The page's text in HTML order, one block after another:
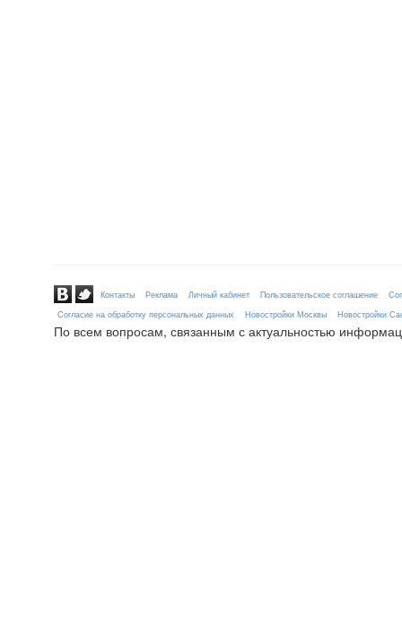
Контакты Реклама Личный кабинет Пользовательское соглашение
Согласие на обработку персональных данных
Новостройки Москвы Новостройки
По всем вопросам, связанным с актуальностью